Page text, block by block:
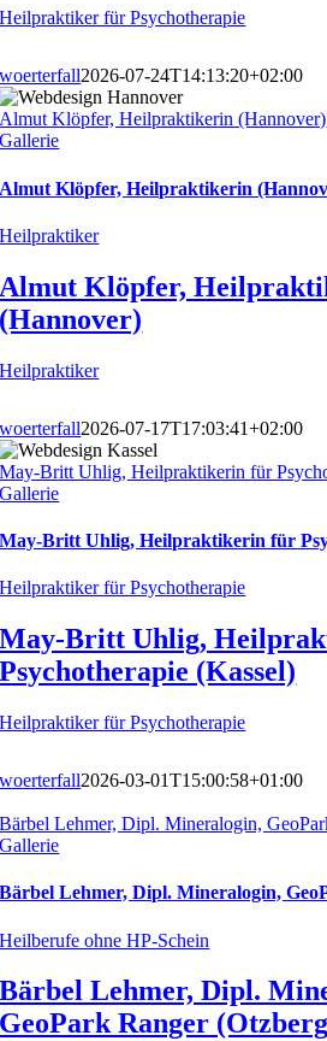
Heilpraktiker für Psychotherapie
woerterfall2026-07-24T14:13:20+02:00
Almut Klöpfer, Heilpraktikerin (Hannover)
Gallerie
Almut Klöpfer, Heilpraktikerin
Heilpraktiker
Almut Klöpfer,
(Hannover)
Heilpraktiker
woerterfall2026-07-17T17:03:41+02:00
May-Britt Uhlig, Heilpraktikerin für
Gallerie
May-Britt Uhlig, Heilpraktikerin für
Heilpraktiker für Psychotherapie
May-Britt Uhlig,
Psychotherapie (Kassel)
Heilpraktiker für Psychotherapie
woerterfall2026-03-01T15:00:58+01:00
Bärbel Lehmer, Dipl. Mineralogin,
Gallerie
Bärbel Lehmer, Dipl. Mineralogin,
Heilberufe ohne HP-Schein
Bärbel Lehmer, Dipl.
GeoPark Ranger